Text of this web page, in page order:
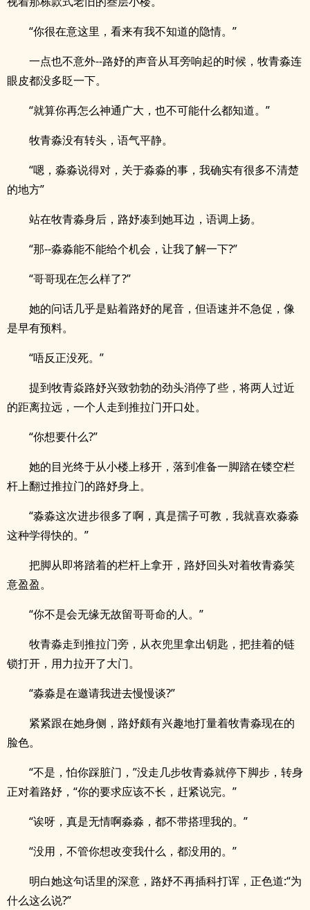
“你很在意这里，看来有我不知道的隐情。”
一点也不意外--路妤的声音从耳旁响起的时候，牧青淼连
眼皮都没多眨一下。
“就算你再怎么神通广大，也不可能什么都知道。”
牧青淼没有转头，语气平静。
“嗯，淼淼说得对，关于淼淼的事，我确实有很多不清楚
的地方”
站在牧青淼身后，路妤凑到她耳边，语调上扬。
“那--淼淼能不能给个机会，让我了解一下?”
“哥哥现在怎么样了?”
她的问话几乎是贴着路妤的尾音，但语速并不急促，像
是早有预料。
“唔反正没死。”
提到牧青焱路妤兴致勃勃的劲头消停了些，将两人过近
的距离拉远，一个人走到推拉门开口处。
“你想要什么?”
她的目光终于从小楼上移开，落到准备一脚踏在镂空栏
杆上翻过推拉门的路妤身上。
“淼淼这次进步很多了啊，真是孺子可教，我就喜欢淼淼
这种学得快的。”
把脚从即将踏着的栏杆上拿开，路妤回头对着牧青淼笑
意盈盈。
“你不是会无缘无故留哥哥命的人。”
牧青淼走到推拉门旁，从衣兜里拿出钥匙，把挂着的链
锁打开，用力拉开了大门。
“淼淼是在邀请我进去慢慢谈?”
紧紧跟在她身侧，路妤颇有兴趣地打量着牧青淼现在的
脸色。
“不是，怕你踩脏门，”没走几步牧青淼就停下脚步，转身
正对着路妤，“你的要求应该不长，赶紧说完。”
“诶呀，真是无情啊淼淼，都不带搭理我的。”
“没用，不管你想改变我什么，都没用的。”
明白她这句话里的深意，路妤不再插科打诨，正色道:“为
什么这么说?”